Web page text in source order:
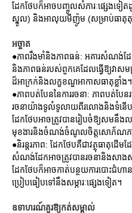
ដែកថែបក៏អាចបញ្ចូលសំភារៈផ្សេងទៀត
ស្នូល) និងអាលុយមីញ៉ូម (សម្រាប់ធាតុតុ
អច្ចាត
●ភាពរឹងមាំនិងភាពធន់: អគារសំណង់ដ
និងភាពធន់របស់ពួកគេដែលធ្វើឱ្យវាសម
ដ៏អាក្រក់និងលក្ខខណ្ឌអាកាសធាតុខ្លាំង។
●ភាពបត់បែននៃការរចនា: ភាពបត់បែ
រចនាយ៉ាងទូលំទូលាយពីរលោងនិងទំនើបទ
ដែកថែបអាចត្រូវបានរៀបចំឱ្យសមនឹង
មុខងារនិងចំណង់ចំណូលចិត្តសោភ័ណភ
●និរន្តរភាព: ដែកថែបគឺជាវត្ថុធាតុដ
សំណង់ដែកអាចត្រូវបានរចនានិងសាងសង់
ដែកថែបក៏អាចកាត់បន្ថយការបោះជំហ
ប្រៀបធៀបទៅនឹងសម្ភារៈផ្សេងទៀត។
ឧទាហរណ៍គួរឱ្យកត់សម្គាល់